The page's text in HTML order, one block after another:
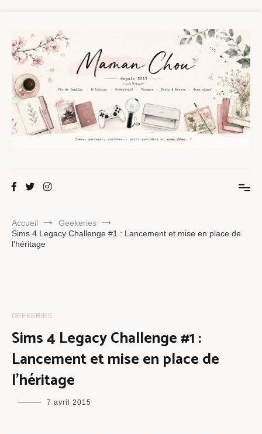
contenu
Maman Chou
Accueil
Geekeries
Sims 4 Legacy Challenge #1 : Lancement et mise en place de
l’héritage
GEEKERIES
Sims 4 Legacy Challenge #1 :
Lancement et mise en place de
l’héritage
maman
7 avril 2015